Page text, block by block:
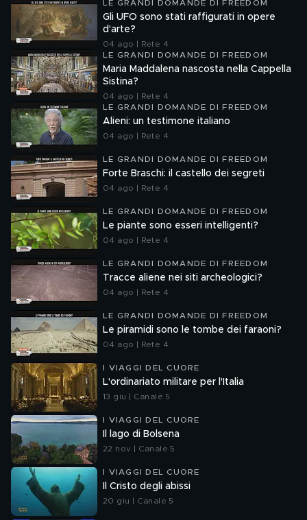
LE GRANDI DOMANDE DI FREEDOM
Gli UFO sono stati raffigurati in opere
d'arte?
04 ago | Rete 4
LE GRANDI DOMANDE DI FREEDOM
Maria Maddalena nascosta nella Cappella
Sistina?
04 ago | Rete 4
LE GRANDI DOMANDE DI FREEDOM
Alieni: un testimone italiano
04 ago | Rete 4
LE GRANDI DOMANDE DI FREEDOM
Forte Braschi: il castello dei segreti
04 ago | Rete 4
LE GRANDI DOMANDE DI FREEDOM
Le piante sono esseri intelligenti?
04 ago | Rete 4
LE GRANDI DOMANDE DI FREEDOM
Tracce aliene nei siti archeologici?
04 ago | Rete 4
LE GRANDI DOMANDE DI FREEDOM
Le piramidi sono le tombe dei faraoni?
04 ago | Rete 4
I VIAGGI DEL CUORE
L'ordinariato militare per l'Italia
13 giu | Canale 5
I VIAGGI DEL CUORE
Il lago di Bolsena
22 nov | Canale 5
I VIAGGI DEL CUORE
Il Cristo degli abissi
20 giu | Canale 5